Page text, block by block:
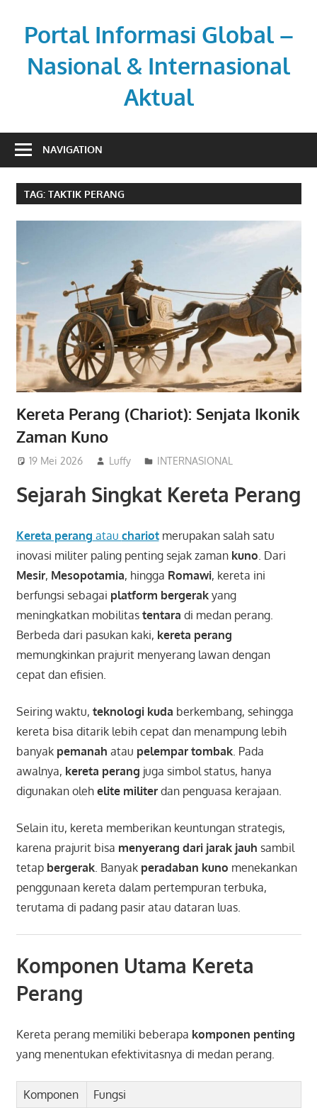
contentPortal Informasi Global –
Nasional & Internasional
Aktual
berita
untuk
pembaca
aktif.
NAVIGATION
TAG: TAKTIK PERANG
Kereta Perang (Chariot): Senjata Ikonik
Zaman Kuno
19 Mei 2026 Luffy INTERNASIONAL
Sejarah Singkat Kereta Perang
Kereta perang atau chariotmerupakan salah satu
inovasi militer paling penting sejak zaman kuno . Dari
Mesir, Mesopotamia, hingga Romawi, kereta ini
berfungsi sebagai platform bergerakyang
meningkatkan mobilitas tentara di medan perang.
Berbeda dari pasukan kaki, kereta perang
memungkinkan prajurit menyerang lawan dengan
cepat dan efisien.
Seiring waktu, teknologi kuda berkembang, sehingga
kereta bisa ditarik lebih cepat dan menampung lebih
banyak pemanah atau pelempar tombak. Pada
awalnya, kereta perang juga simbol status, hanya
digunakan oleh elite militerdan penguasa kerajaan.
Selain itu, kereta memberikan keuntungan strategis,
karena prajurit bisa menyerang dari jarak jauh sambil
tetap bergerak. Banyak peradaban kuno menekankan
penggunaan kereta dalam pertempuran terbuka,
terutama di padang pasir atau dataran luas.
Komponen Utama Kereta
Perang
Kereta perang memiliki beberapa komponen penting
yang menentukan efektivitasnya di medan perang.
Komponen
Fungsi